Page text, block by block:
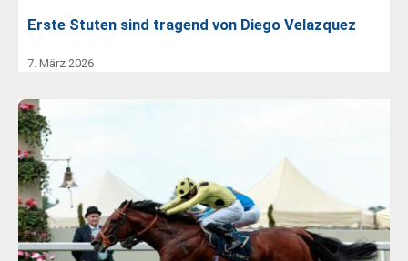
Erste Stuten sind tragend von Diego Velazquez
7. März 2026